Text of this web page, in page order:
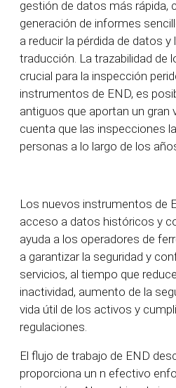
gestión de datos más rápida,
generación de informes
a reducir la pérdida de datos y
traducción. La trazabilidad
crucial para la inspección
instrumentos de END, es
antiguos que aportan un gran
cuenta que las inspecciones
personas a lo largo de los
Los nuevos instrumentos de
acceso a datos históricos y
ayuda a los operadores de
a garantizar la seguridad y
servicios, al tiempo que reduce
inactividad, aumento de la
vida útil de los activos y
regulaciones.
El flujo de trabajo de END
proporciona un n efectivo